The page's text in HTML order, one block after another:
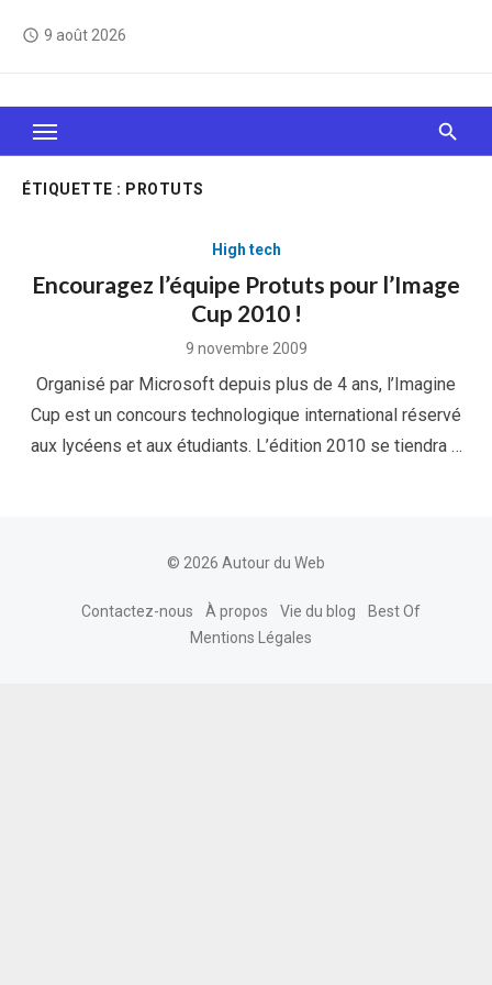
access_time 9 août 2026
Le Web, c'est comme une boîte de chocolats… On
sait jamais sur quoi on va tomber !
ÉTIQUETTE : PROTUTS
High tech
Encouragez l’équipe Protuts pour l’Image
Cup 2010 !
Posted
9 novembre 2009
Organisé par Microsoft depuis plus de 4 ans, l’Imagine
Cup est un concours technologique international réservé
aux lycéens et aux étudiants. L’édition 2010 se tiendra …
© 2026 Autour du Web
Contactez-nous À propos Vie du blog
Best Of
Mentions Légales